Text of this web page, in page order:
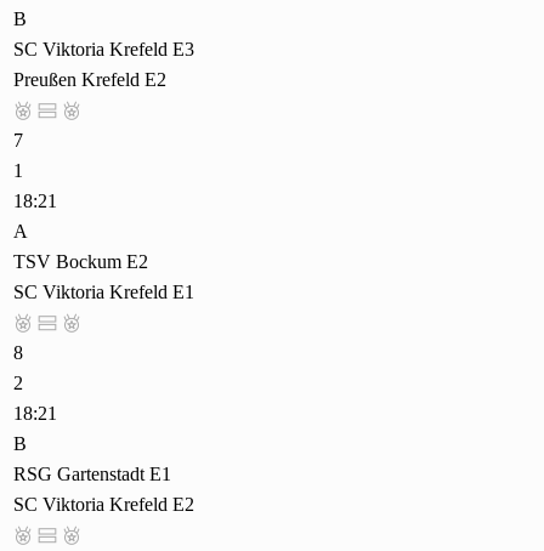
B
SC Viktoria Krefeld E3
Preußen Krefeld E2
  
7
1
18:21
A
TSV Bockum E2
SC Viktoria Krefeld E1
  
8
2
18:21
B
RSG Gartenstadt E1
SC Viktoria Krefeld E2
  